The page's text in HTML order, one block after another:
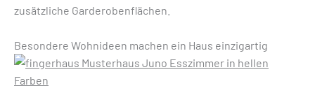
zusätzliche Garderobenflächen.
Besondere Wohnideen machen ein Haus einzigartig